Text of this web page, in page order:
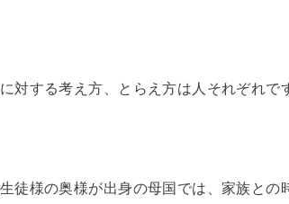
対する考え方、とらえ方は人それぞれで
徒様の奥様が出身の母国では、家族と